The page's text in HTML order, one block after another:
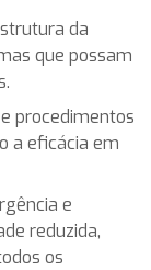
da
que possam
procedimentos
a eficácia em
e
reduzida,
os